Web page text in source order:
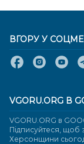
ВГОРУ У
VGORU.ORG В
VGORU.ORG в
Підписуйтеся, щоб
Херсонщини